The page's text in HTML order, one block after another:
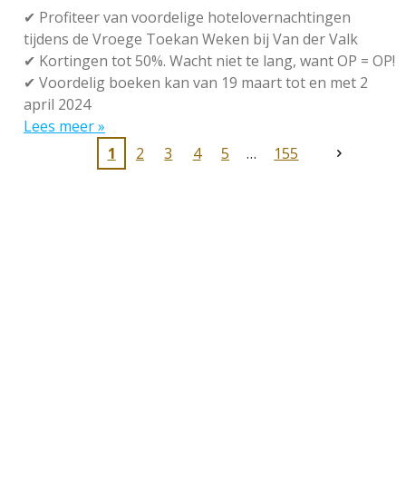
✔ Profiteer van voordelige hotelovernachtingen
tijdens de Vroege Toekan Weken bij Van der Valk
✔ Kortingen tot 50%. Wacht niet te lang, want OP = OP!
✔ Voordelig boeken kan van 19 maart tot en met 2
april 2024
Lees meer »
1
2 3 4 5 155